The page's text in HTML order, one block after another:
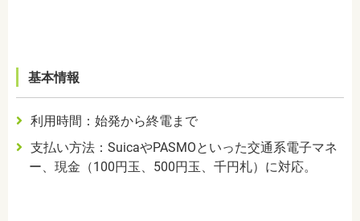
基本情報
利用時間：始発から終電まで
支払い方法：SuicaやPASMOといった交通系電子マネ
ー、現金（100円玉、 500円玉、千円札）に対応。